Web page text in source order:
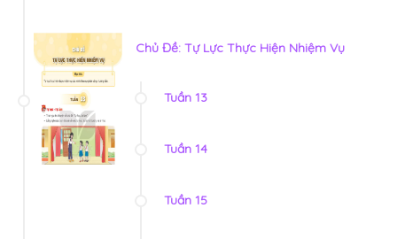
Chủ Đề: Tự Lực Thực Hiện Nhiệm Vụ
Tuần 13
Tuần 14
Tuần 15